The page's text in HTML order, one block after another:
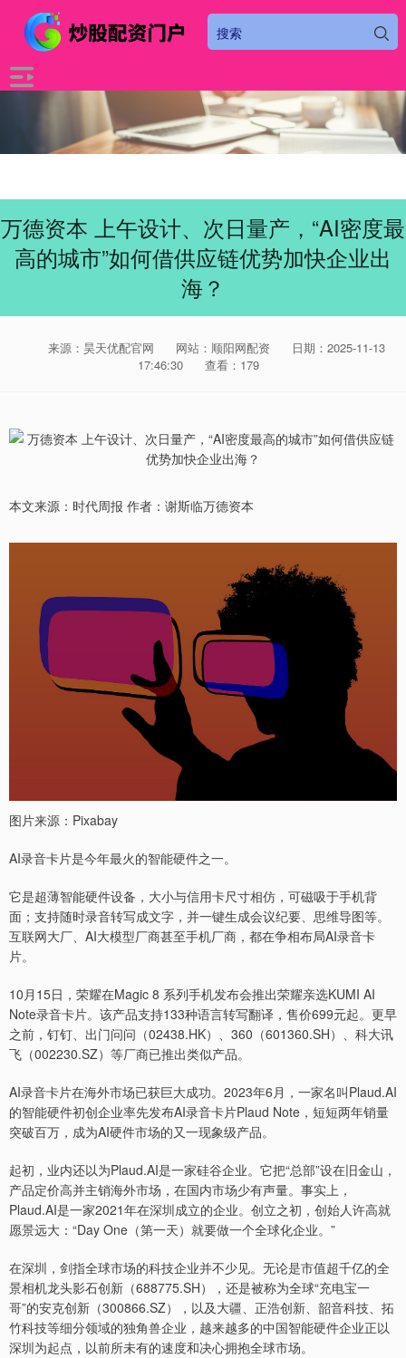
万德资本 上午设计、次日量产，“AI密度最
高的城市”如何借供应链优势加快企业出
海？
来源：昊天优配官网 网站：顺阳网配资
日期：2025-11-13
17:46:30
查看：179
本文来源：时代周报 作者：谢斯临万德资本
图片来源：Pixabay
AI录音卡片是今年最火的智能硬件之一。
它是超薄智能硬件设备，大小与信用卡尺寸相仿，可磁吸于手机背
面；支持随时录音转写成文字，并一键生成会议纪要、思维导图等。
互联网大厂、AI大模型厂商甚至手机厂商，都在争相布局AI录音卡
片。
10月15日，荣耀在Magic 8 系列手机发布会推出荣耀亲选KUMI AI
Note录音卡片。该产品支持133种语言转写翻译，售价699元起。更早
之前，钉钉、出门问问（02438.HK）、360（601360.SH）、科大讯
飞（002230.SZ）等厂商已推出类似产品。
AI录音卡片在海外市场已获巨大成功。2023年6月，一家名叫Plaud.AI
的智能硬件初创企业率先发布AI录音卡片Plaud Note，短短两年销量
突破百万，成为AI硬件市场的又一现象级产品。
起初，业内还以为Plaud.AI是一家硅谷企业。它把“总部”设在旧金山，
产品定价高并主销海外市场，在国内市场少有声量。事实上，
Plaud.AI是一家2021年在深圳成立的企业。创立之初，创始人许高就
愿景远大：“Day One（第一天）就要做一个全球化企业。”
在深圳，剑指全球市场的科技企业并不少见。无论是市值超千亿的全
景相机龙头影石创新（688775.SH），还是被称为全球“充电宝一
哥”的安克创新（300866.SZ），以及大疆、正浩创新、韶音科技、拓
竹科技等细分领域的独角兽企业，越来越多的中国智能硬件企业正以
深圳为起点，以前所未有的速度和决心拥抱全球市场。